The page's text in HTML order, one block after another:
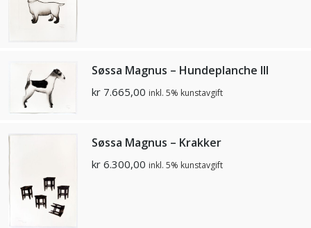
Søssa Magnus – Hundeplanche III
kr 7.665,00 inkl. 5% kunstavgift
Søssa Magnus – Krakker
kr 6.300,00 inkl. 5% kunstavgift